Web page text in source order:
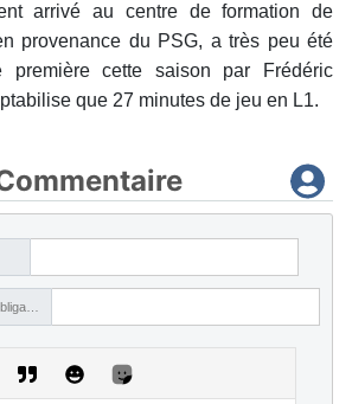
arrivé au centre de formation de
provenance du PSG, a très peu été
première cette saison par Frédéric
que 27 minutes de jeu en L1.